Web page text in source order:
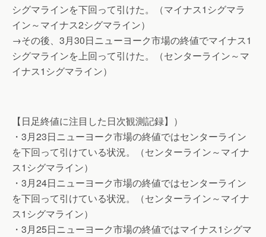
シグマラインを下回って引けた。（マイナス1シグマラ
イン～マイナス2シグマライン）
→その後、3月30日ニューヨーク市場の終値でマイナス1
シグマラインを上回って引けた。（センターライン～マ
イナス1シグマライン）
【日足終値に注目した日次観測記録】）
・3月23日ニューヨーク市場の終値ではセンターライン
を下回って引けている状況。（センターライン～マイナ
ス1シグマライン）
・3月24日ニューヨーク市場の終値ではセンターライン
を下回って引けている状況。（センターライン～マイナ
ス1シグマライン）
・3月25日ニューヨーク市場の終値ではマイナス1シグマ